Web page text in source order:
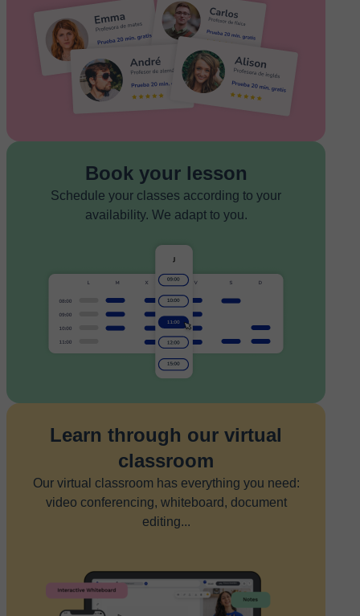
Book your lesson
Schedule your classes according to your
availability. We adapt to you.
Learn through our virtual
classroom
Our virtual classroom has everything you need:
video conferencing, whiteboard, document
editing...